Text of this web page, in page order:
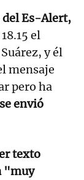
del Es-Alert,
el
y él
mensaje
pero ha
envió
texto
"muy